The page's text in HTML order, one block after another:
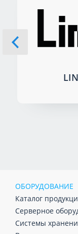
ОБОРУДОВАНИЕ
Каталог
Серверное
Системы